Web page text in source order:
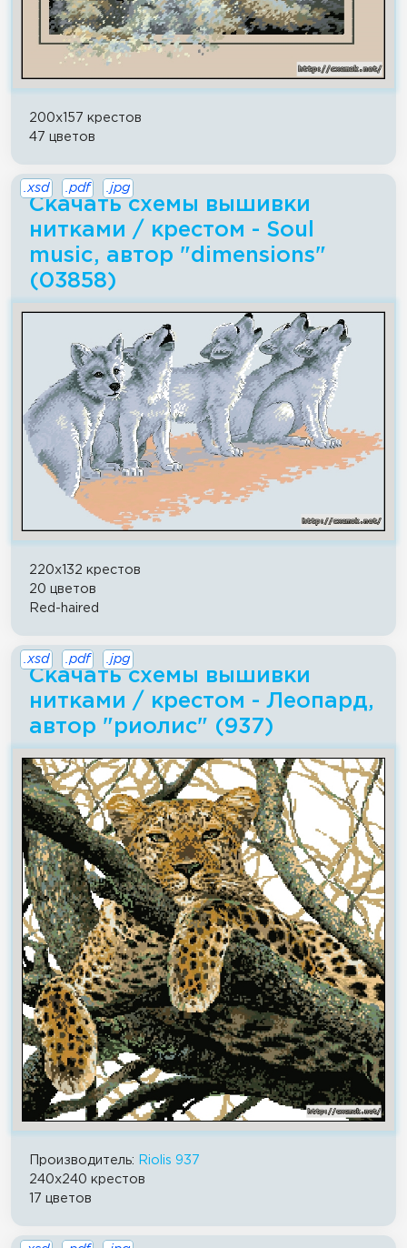
200x157 крестов
47 цветов
Скачать схемы вышивки
нитками / крестом - Soul
music, автор "dimensions"
(03858)
.xsd .pdf .jpg
220x132 крестов
20 цветов
Red-haired
Скачать схемы вышивки
нитками / крестом - Леопард,
автор "риолис" (937)
.xsd .pdf .jpg
Производитель:
Riolis 937
240x240 крестов
17 цветов